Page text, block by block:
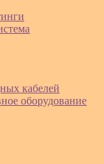
кабелей
оборудование